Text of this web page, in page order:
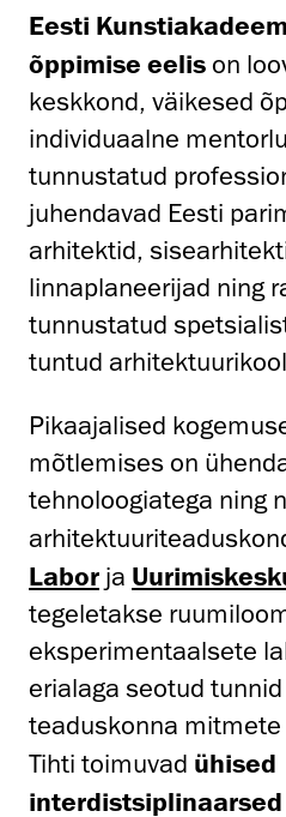
Eesti
õppimise eelis on
keskkond, väikesed
individuaalne
tunnustatud
juhendavad Eesti
arhitektid,
linnaplaneerijad ning
tunnustatud
tuntud
Pikaajalised
mõtlemises on
tehnoloogiatega ning
Labor ja
tegeletakse
eksperimentaalsete
erialaga seotud
teaduskonna
Tihti toimuvad ühised